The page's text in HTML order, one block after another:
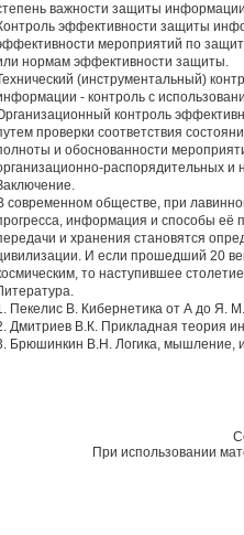
важности защиты
эффективности защиты
мероприятий по
нормам эффективности защиты.
(инструментальный)
- контроль с
контроль
проверки соответствия
и обоснованности
распорядительных и
современном обществе, при
информация и способы её
и хранения становятся
И если прошедший 20
то наступившее
Пекелис В. Кибернетика от А до Я.
Дмитриев В.К. Прикладная теория
Брюшинкин В.Н. Логика, мышление,
При использовании